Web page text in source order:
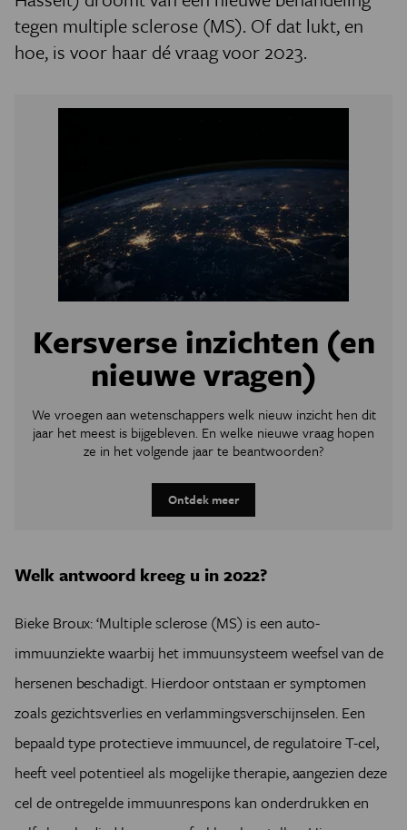
tegen multiple sclerose (MS). Of dat lukt, en
hoe, is voor haar dé vraag voor 2023.
Kersverse inzichten (en
nieuwe vragen)
We vroegen aan wetenschappers welk nieuw inzicht hen dit
jaar het meest is bijgebleven. En welke nieuwe vraag hopen
ze in het volgende jaar te beantwoorden?
Ontdek meer
Welk antwoord kreeg u in 2022?
Bieke Broux: ‘Multiple sclerose (MS) is een auto-
immuunziekte waarbij het immuunsysteem weefsel van de
hersenen beschadigt. Hierdoor ontstaan er symptomen
zoals gezichtsverlies en verlammingsverschijnselen. Een
bepaald type protectieve immuuncel, de regulatoire T-cel,
heeft veel potentieel als mogelijke therapie, aangezien deze
cel de ontregelde immuunrespons kan onderdrukken en